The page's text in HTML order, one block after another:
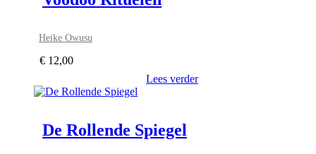
Heike Owusu
€ 12,00
Lees verder
De Rollende Spiegel